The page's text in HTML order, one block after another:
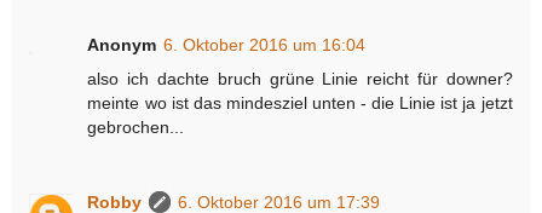
Anonym 6. Oktober 2016 um 16:04
also ich dachte bruch grüne Linie reicht für downer?
meinte wo ist das mindesziel unten - die Linie ist ja jetzt
gebrochen...
Robby
6. Oktober 2016 um 17:39